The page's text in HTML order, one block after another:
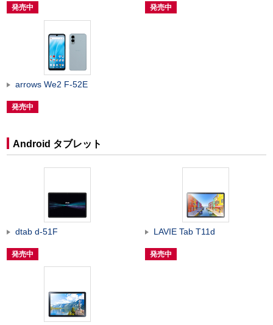
発売中 発売中
arrows We2 F-52E
発売中
Android タブレット
dtab d-51F
発売中
LAVIE Tab T11d
発売中